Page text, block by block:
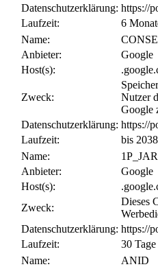
Datenschutzerklärung: https://
Laufzeit:
6
Name:
Anbieter:
Google
Host(s):
Zweck:
Nutzer
Google
Datenschutzerklärung: https://
Laufzeit:
bis 2038
Name:
1P_JAR
Anbieter:
Google
Host(s):
Zweck:
Dieses
Datenschutzerklärung: https://
Laufzeit:
30 Tage
Name:
ANID